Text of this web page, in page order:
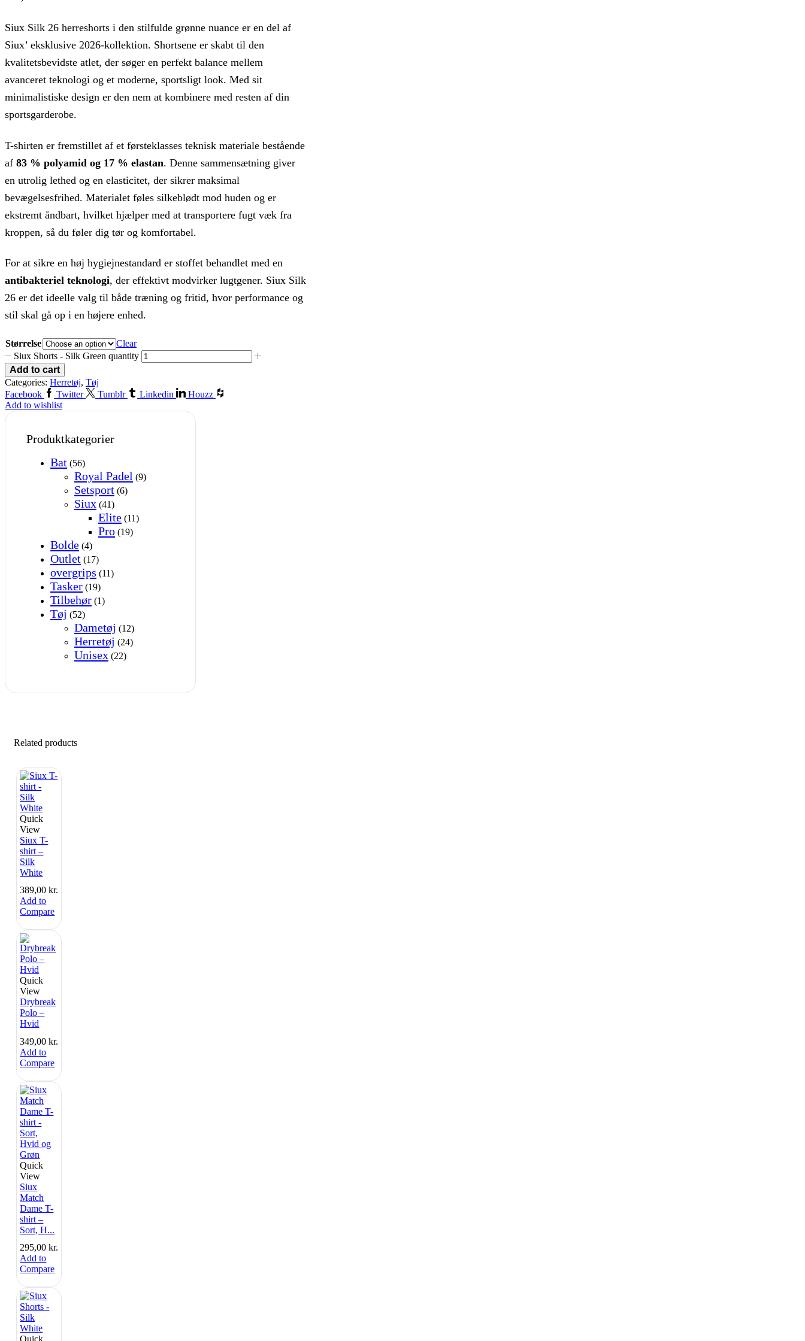
Siux Silk 26 herreshorts i den stilfulde grønne nuance er en del af
Siux’ eksklusive 2026-kollektion. Shortsene er skabt til den
kvalitetsbevidste atlet, der søger en perfekt balance mellem
avanceret teknologi og et moderne, sportsligt look. Med sit
minimalistiske design er den nem at kombinere med resten af din
sportsgarderobe.
T-shirten er fremstillet af et førsteklasses teknisk materiale bestående
af 83 % polyamid og 17 % elastan. Denne sammensætning giver
en utrolig lethed og en elasticitet, der sikrer maksimal
bevægelsesfrihed. Materialet føles silkeblødt mod huden og er
ekstremt åndbart, hvilket hjælper med at transportere fugt væk fra
kroppen, så du føler dig tør og komfortabel.
For at sikre en høj hygiejnestandard er stoffet behandlet med en
antibakteriel teknologi, der effektivt modvirker lugtgener. Siux Silk
26 er det ideelle valg til både træning og fritid, hvor performance og
stil skal gå op i en højere enhed.
Størrelse
Clear
Siux Shorts - Silk Green quantity
Add to cart
Categories: Herretøj, Tøj
Facebook
Twitter Tumblr Linkedin
Houzz
Add to wishlist
Produktkategorier
Bat (56)
Royal Padel (9)
Setsport (6)
Siux (41)
Elite (11)
Pro (19)
Bolde (4)
Outlet (17)
overgrips (11)
Tasker (19)
Tilbehør (1)
Tøj (52)
Dametøj (12)
Herretøj (24)
Unisex (22)
Related products
Quick
View
Siux T-
shirt –
Silk
White
389,00kr.
Add to
Compare
Quick
View
Drybreak
Polo –
Hvid
349,00kr.
Add to
Compare
Quick
View
Siux
Match
Dame T-
shirt –
Sort, H...
295,00kr.
Add to
Compare
Quick